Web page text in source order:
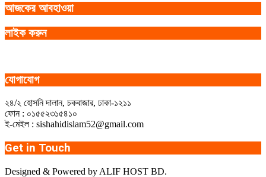
আজকের আবহাওয়া
লাইক করুন
যোগাযোগ
২৪/২ হোসনি দালান, চকবাজার, ঢাকা-১২১১
ফোন : ০১৫৫২৩১৫৪১০
ই-মেইল : sishahidislam52@gmail.com
Get in Touch
Designed & Powered by ALIF HOST BD.